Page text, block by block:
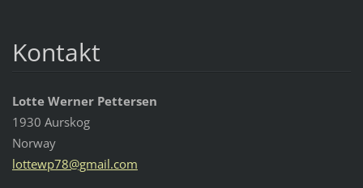
Kontakt
Lotte Werner Pettersen
1930 Aurskog
Norway
lottewp78@gmail.com